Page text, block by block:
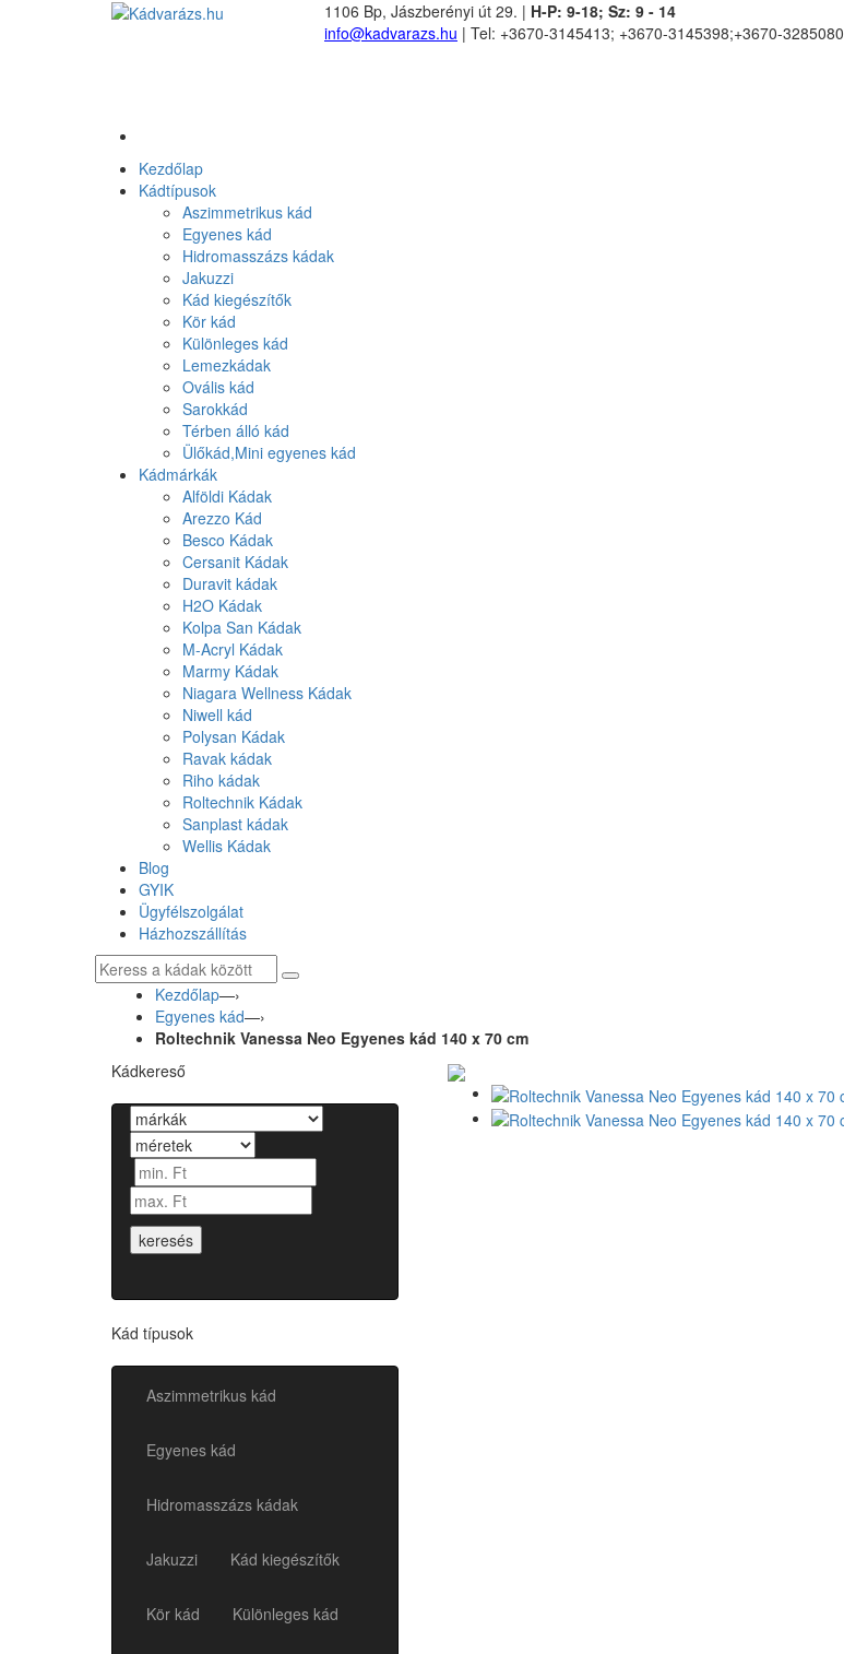
1106 Bp, Jászberényi út 29. | H-P: 9-18; Sz: 9 - 14
info@kadvarazs.hu | Tel: +3670-3145413; +3670-3145398;+3670-3285080
Kezdőlap
Kádtípusok
Aszimmetrikus kád
Egyenes kád
Hidromasszázs kádak
Jakuzzi
Kád kiegészítők
Kör kád
Különleges kád
Lemezkádak
Ovális kád
Sarokkád
Térben álló kád
Ülőkád,Mini egyenes kád
Kádmárkák
Alföldi Kádak
Arezzo Kád
Besco Kádak
Cersanit Kádak
Duravit kádak
H2O Kádak
Kolpa San Kádak
M-Acryl Kádak
Marmy Kádak
Niagara Wellness Kádak
Niwell kád
Polysan Kádak
Ravak kádak
Riho kádak
Roltechnik Kádak
Sanplast kádak
Wellis Kádak
Blog
GYIK
Ügyfélszolgálat
Házhozszállítás
Kezdőlap—›
Egyenes kád—›
Roltechnik Vanessa Neo Egyenes kád 140 x 70 cm
Kádkereső
keresés
Kád típusok
Aszimmetrikus kád
Egyenes kád
Hidromasszázs kádak
Jakuzzi Kád kiegészítők
Kör kád Különleges kád